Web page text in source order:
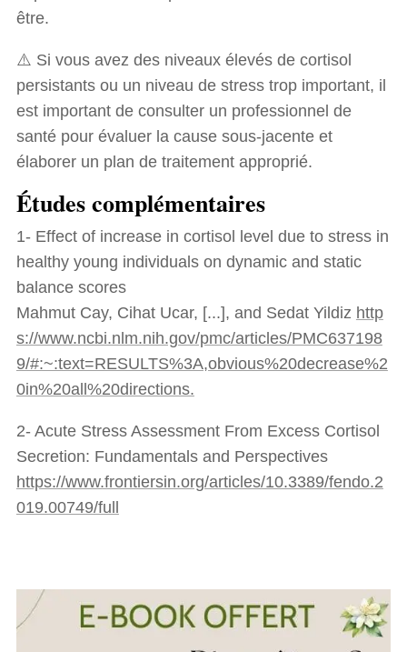
être.
⚠️ Si vous avez des niveaux élevés de cortisol
persistants ou un niveau de stress trop important, il
est important de consulter un professionnel de
santé pour évaluer la cause sous-jacente et
élaborer un plan de traitement approprié.
Études complémentaires
1- Effect of increase in cortisol level due to stress in
healthy young individuals on dynamic and static
balance scores
Mahmut Cay, Cihat Ucar, [...], and Sedat Yildiz http
s://www.ncbi.nlm.nih.gov/pmc/articles/PMC637198
9/#:~:text=RESULTS%3A,obvious%20decrease%2
0in%20all%20directions.
2- Acute Stress Assessment From Excess Cortisol
Secretion: Fundamentals and Perspectives
https://www.frontiersin.org/articles/10.3389/fendo.2
019.00749/full